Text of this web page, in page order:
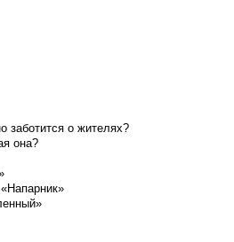
заботится о жителях?
она?